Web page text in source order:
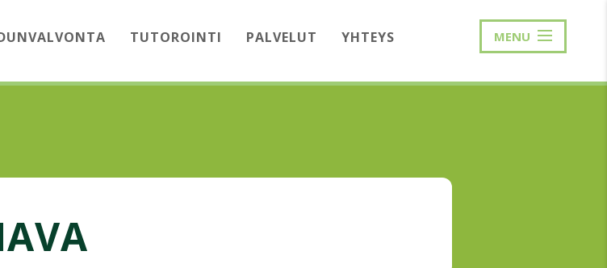
TUTOROINTI PALVELUT YHTEYS MENU